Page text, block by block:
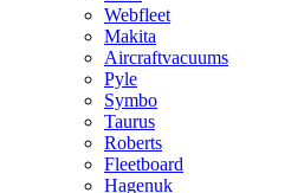
Webfleet
Makita
Aircraftvacuums
Pyle
Symbo
Taurus
Roberts
Fleetboard
Hagenuk